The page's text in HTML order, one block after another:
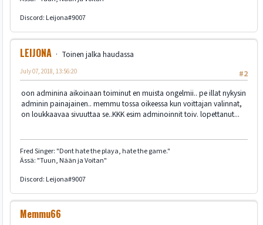
Discord: Leijona#9007
LEIJONA
Toinen jalka haudassa
#2
July 07, 2018, 13:56:20
oon adminina aikoinaan toiminut en muista ongelmii.. pe illat nykysin
adminin painajainen.. memmu tossa oikeessa kun voittajan valinnat,
on loukkaavaa sivuuttaa se..KKK esim adminoinnit toiv. lopettanut...
Fred Singer: "Dont hate the playa, hate the game."
Ässä: "Tuun, Nään ja Voitan"
Discord: Leijona#9007
Memmu66